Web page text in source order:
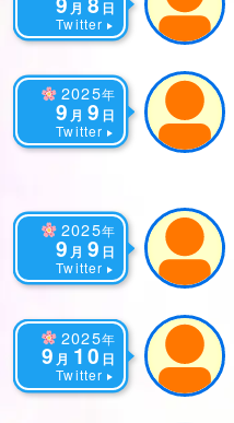
月 日
Twitter
2025年
9 月 9 日
Twitter
2025年
9 月 9 日
Twitter
2025年
9 月 10 日
Twitter